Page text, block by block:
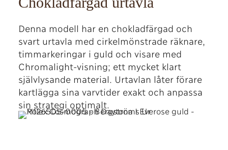
Denna modell har en chokladfärgad och
svart urtavla med cirkelmönstrade räknare,
timmarkeringar i guld och visare med
Chromalight-visning; ett mycket klart
självlysande material. Urtavlan låter förare
kartlägga sina varvtider exakt och anpassa
sin strategi optimalt.